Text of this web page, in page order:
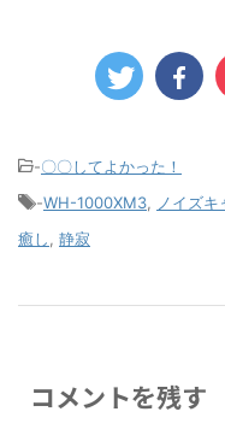
-〇〇してよかった！
-WH-1000XM3 ノイズ
癒し
静寂
コメントを残す